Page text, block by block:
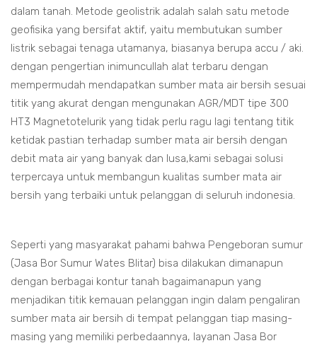
dalam tanah. Metode geolistrik adalah salah satu metode
geofisika yang bersifat aktif, yaitu membutukan sumber
listrik sebagai tenaga utamanya, biasanya berupa accu / aki.
dengan pengertian inimuncullah alat terbaru dengan
mempermudah mendapatkan sumber mata air bersih sesuai
titik yang akurat dengan mengunakan AGR/MDT tipe 300
HT3 Magnetotelurik yang tidak perlu ragu lagi tentang titik
ketidak pastian terhadap sumber mata air bersih dengan
debit mata air yang banyak dan lusa,kami sebagai solusi
terpercaya untuk membangun kualitas sumber mata air
bersih yang terbaiki untuk pelanggan di seluruh indonesia.
Seperti yang masyarakat pahami bahwa Pengeboran sumur
(Jasa Bor Sumur Wates Blitar) bisa dilakukan dimanapun
dengan berbagai kontur tanah bagaimanapun yang
menjadikan titik kemauan pelanggan ingin dalam pengaliran
sumber mata air bersih di tempat pelanggan tiap masing-
masing yang memiliki perbedaannya, layanan Jasa Bor